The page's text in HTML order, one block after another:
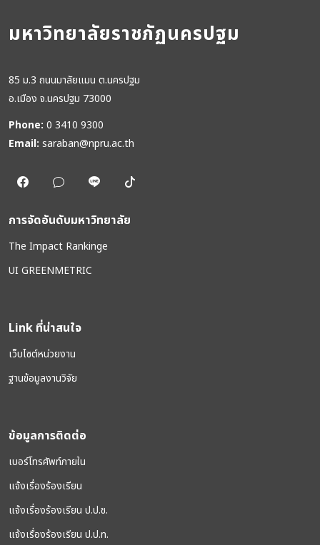
มหาวิทยาลัยราชภัฏนครปฐม
85 ม.3 ถนนมาลัยแมน ต.นครปฐม
อ.เมือง จ.นครปฐม 73000
Phone: 0 3410 9300
Email: saraban@npru.ac.th
การจัดอันดับมหาวิทยาลัย
The Impact Rankinge
UI GREENMETRIC
Link ที่น่าสนใจ
เว็บไซต์หน่วยงาน
ฐานข้อมูลงานวิจัย
ข้อมูลการติดต่อ
เบอร์โทรศัพท์ภายใน
แจ้งเรื่องร้องเรียน
แจ้งเรื่องร้องเรียน ป.ป.ช.
แจ้งเรื่องร้องเรียน ป.ป.ท.